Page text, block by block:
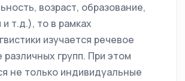
возраст, образование,
т.д.), то в рамках
изучается речевое
групп. При этом
не только индивидуальные